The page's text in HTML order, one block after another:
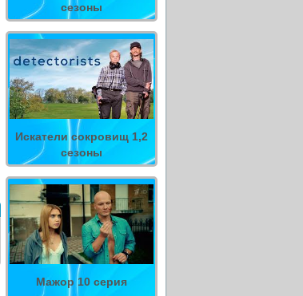
сезоны
Искатели сокровищ 1,2
сезоны
Мажор 10 серия